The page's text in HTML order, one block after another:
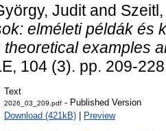
Juditand
elméleti példák és
theoretical examples
104 (3). pp. 209-
Text
2026_03_209.pdf - Published Version
Download (421kB)
Preview